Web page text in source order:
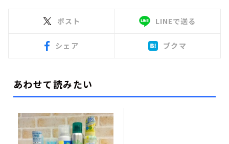
ポスト LINEで送る
シェア ブクマ
あわせて読みたい